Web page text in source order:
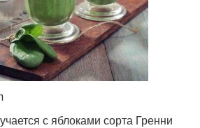
с яблоками сорта Гренни